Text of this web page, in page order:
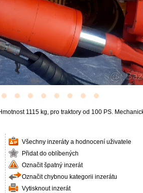
1115 kg, pro traktory od 100 PS.
Všechny inzeráty a hodnocení uživatele
Přidat do oblíbených
Označit špatný inzerát
Označit chybnou kategorii inzerátu
Vytisknout inzerát